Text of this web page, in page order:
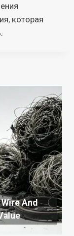
которая
And